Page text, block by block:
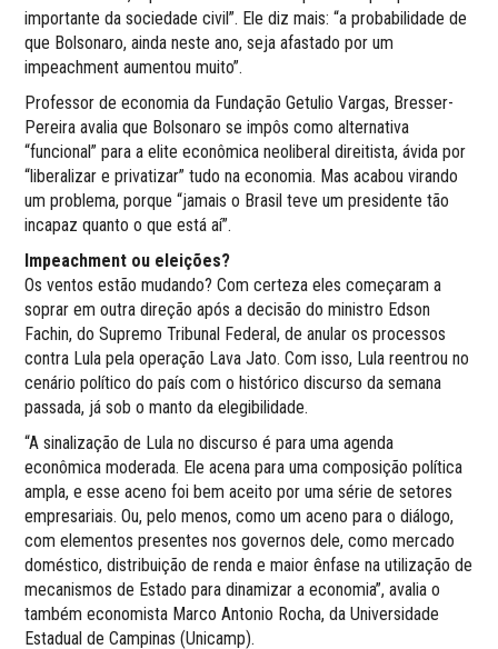
importante da sociedade civil”. Ele diz mais: “a probabilidade de
que Bolsonaro, ainda neste ano, seja afastado por um
impeachment aumentou muito”.
Professor de economia da Fundação Getulio Vargas, Bresser-
Pereira avalia que Bolsonaro se impôs como alternativa
“funcional” para a elite econômica neoliberal direitista, ávida por
“liberalizar e privatizar” tudo na economia. Mas acabou virando
um problema, porque “jamais o Brasil teve um presidente tão
incapaz quanto o que está aí”.
Impeachment ou eleições?
Os ventos estão mudando? Com certeza eles começaram a
soprar em outra direção após a decisão do ministro Edson
Fachin, do Supremo Tribunal Federal, de anular os processos
contra Lula pela operação Lava Jato. Com isso, Lula reentrou no
cenário político do país com o histórico discurso da semana
passada, já sob o manto da elegibilidade.
“A sinalização de Lula no discurso é para uma agenda
econômica moderada. Ele acena para uma composição política
ampla, e esse aceno foi bem aceito por uma série de setores
empresariais. Ou, pelo menos, como um aceno para o diálogo,
com elementos presentes nos governos dele, como mercado
doméstico, distribuição de renda e maior ênfase na utilização de
mecanismos de Estado para dinamizar a economia”, avalia o
também economista Marco Antonio Rocha, da Universidade
Estadual de Campinas (Unicamp).